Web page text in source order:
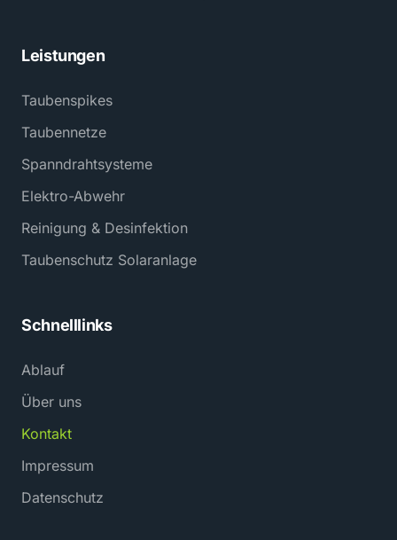
Leistungen
Taubenspikes
Taubennetze
Spanndrahtsysteme
Elektro-Abwehr
Reinigung & Desinfektion
Taubenschutz Solaranlage
Schnelllinks
Ablauf
Über uns
Kontakt
Impressum
Datenschutz